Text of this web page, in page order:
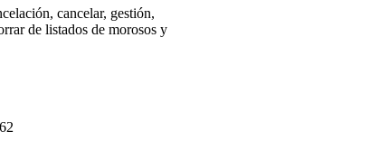
cancelar, gestión,
de listados de morosos y